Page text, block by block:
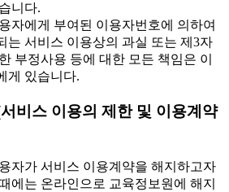
니다.
자에게 부여된 이용자번호에 의하여
는 서비스 이용상의 과실 또는 제3자
부정사용 등에 대한 모든 책임은 이
게 있습니다.
비스 이용의 제한 및 이용계약
자가 서비스 이용계약을 해지하고자
에는 온라인으로 교육정보원에 해지